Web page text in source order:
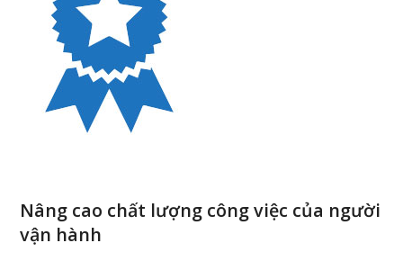
Nâng cao chất lượng công việc của người
vận hành